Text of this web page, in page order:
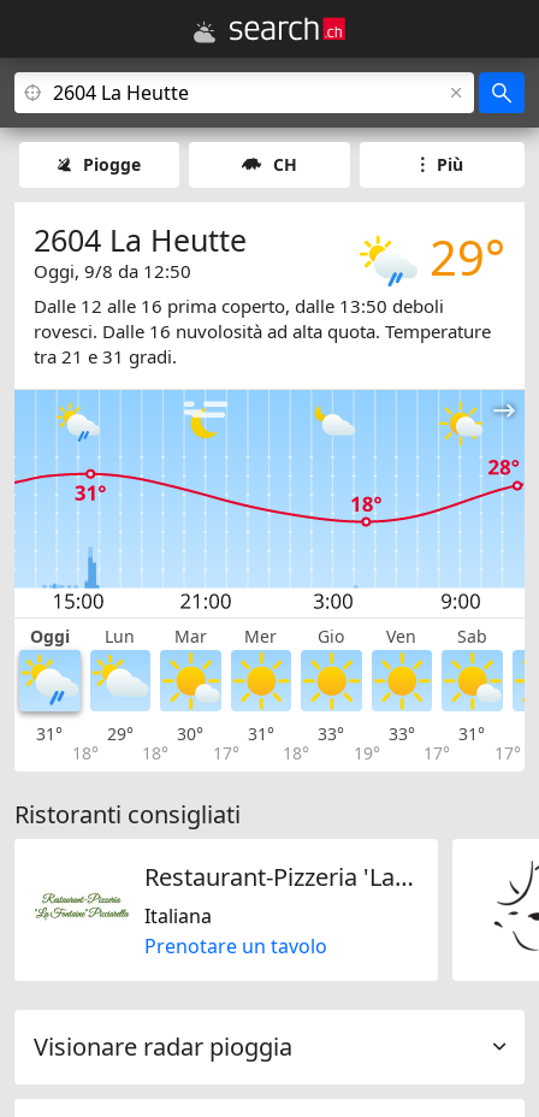
Piogge CH Più
29°
2604 La Heutte
Oggi, 9/8 da 12:50
Dalle 12 alle 16 prima coperto, dalle 13:50 deboli
rovesci. Dalle 16 nuvolosità ad alta quota. Temperature
tra 21 e 31 gradi.
Oggi Lun Mar Mer Gio Ven Sab
31°
18°
29°
18°
30°
17°
31°
18°
33°
19°
33°
17°
31°
17°
Ristoranti consigliati
Restaurant-Pizzeria 'La Fontaine' Picciarella
Italiana
Prenotare un tavolo
Visionare radar pioggia